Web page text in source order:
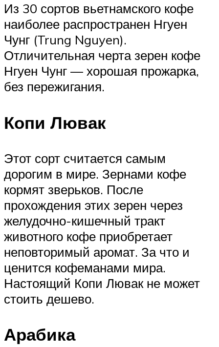
Из 30 сортов вьетнамского кофе
наиболее распространен Нгуен
Чунг (Trung Nguyen).
Отличительная черта зерен кофе
Нгуен Чунг — хорошая прожарка,
без пережигания.
Копи Лювак
Этот сорт считается самым
дорогим в мире. Зернами кофе
кормят зверьков. После
прохождения этих зерен через
желудочно-кишечный тракт
животного кофе приобретает
неповторимый аромат. За что и
ценится кофеманами мира.
Настоящий Копи Лювак не может
стоить дешево.
Арабика